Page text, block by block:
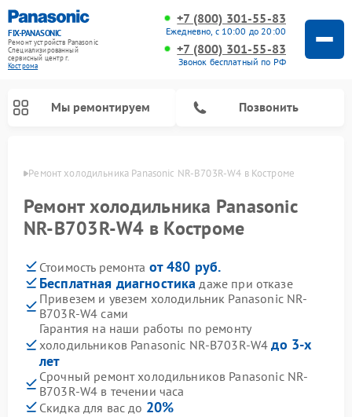
FIX-PANASONIC
Ремонт устройств Panasonic
Специализированный
cервисный центр г.
Кострома
+7 (800) 301-55-83
Ежедневно, с 10:00 до 20:00
+7 (800) 301-55-83
Звонок бесплатный по РФ
Мы ремонтируем Позвонить
Ремонт холодильника Panasonic NR-B703R-W4 в Костроме
Ремонт холодильника Panasonic
NR-B703R-W4 в Костроме
Стоимость ремонта от 480 руб.
Бесплатная диагностика даже при отказе
Привезем и увезем холодильник Panasonic NR-
B703R-W4 сами
Гарантия на наши работы по ремонту
холодильников Panasonic NR-B703R-W4до 3-х
лет
Срочный ремонт холодильников Panasonic NR-
B703R-W4 в течении часа
Скидка для вас до 20%